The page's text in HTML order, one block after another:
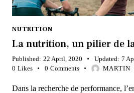
NUTRITION
La nutrition, un pilier de
Published: 22 April, 2020 Updated: 7
0 Likes 0 Comments MARTIN
Dans la recherche de performance,